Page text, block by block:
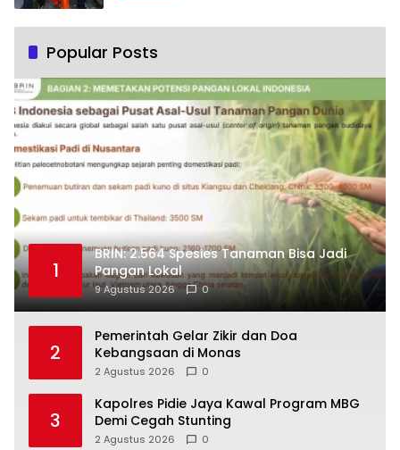
Popular Posts
1
BRIN: 2.564 Spesies Tanaman Bisa Jadi
Pangan Lokal
9 Agustus 2026 0
2
Pemerintah Gelar Zikir dan Doa
Kebangsaan di Monas
2 Agustus 2026 0
3
Kapolres Pidie Jaya Kawal Program MBG
Demi Cegah Stunting
2 Agustus 2026 0